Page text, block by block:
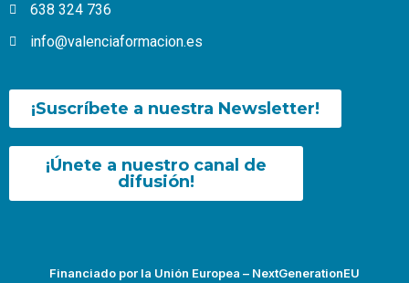
638 324 736
info@valenciaformacion.es
¡Suscríbete a nuestra Newsletter!
¡Únete a nuestro canal de
difusión!
Financiado por la Unión Europea – NextGenerationEU